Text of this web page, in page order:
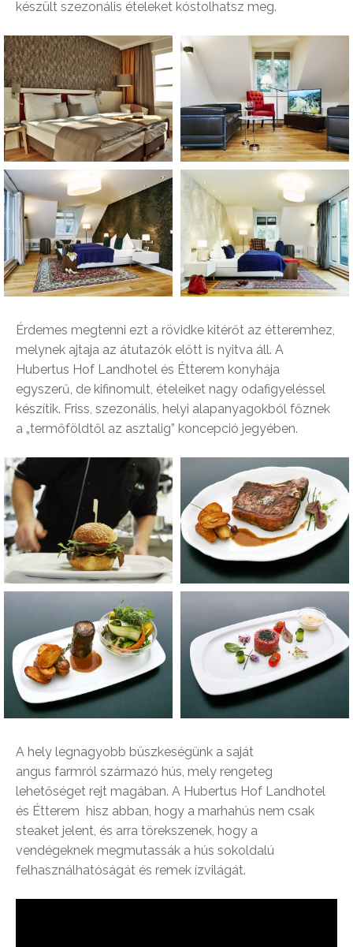
készült szezonális ételeket kóstolhatsz meg.
Érdemes megtenni ezt a rövidke kitérőt az étteremhez,
melynek ajtaja az átutazók előtt is nyitva áll. A
Hubertus Hof Landhotel és Étterem konyhája
egyszerű, de kifinomult, ételeiket nagy odafigyeléssel
készítik. Friss, szezonális, helyi alapanyagokból főznek
a „termőföldtől az asztalig” koncepció jegyében.
A hely legnagyobb büszkeségünk a saját
angus farmról származó hús, mely rengeteg
lehetőséget rejt magában. A Hubertus Hof Landhotel
és Étterem hisz abban, hogy a marhahús nem csak
steaket jelent, és arra törekszenek, hogy a
vendégeknek megmutassák a hús sokoldalú
felhasználhatóságát és remek ízvilágát.